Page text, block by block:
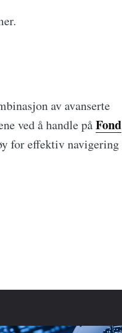
av avanserte
ved å handle påFond
for effektiv navigering